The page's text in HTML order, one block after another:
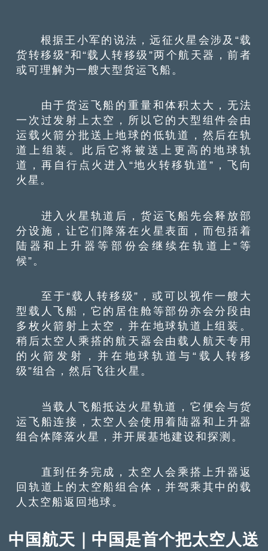
根据王小军的说法，远征火星会涉及“载
货转移级”和“载人转移级”两个航天器，前者
或可理解为一艘大型货运飞船。
由于货运飞船的重量和体积太大，无法
一次过发射上太空，所以它的大型组件会由
运载火箭分批送上地球的低轨道，然后在轨
道上组装。此后它将被送上更高的地球轨
道，再自行点火进入“地火转移轨道”，飞向
火星。
进入火星轨道后，货运飞船先会释放部
分设施，让它们降落在火星表面，而包括着
陆器和上升器等部份会继续在轨道上“等
候”。
至于“载人转移级”，或可以视作一艘大
型载人飞船，它的居住舱等部份亦会分段由
多枚火箭射上太空，并在地球轨道上组装。
稍后太空人乘搭的航天器会由载人航天专用
的火箭发射，并在地球轨道与“载人转移
级”组合，然后飞往火星。
当载人飞船抵达火星轨道，它便会与货
运飞船连接，太空人会使用着陆器和上升器
组合体降落火星，并开展基地建设和探测。
直到任务完成，太空人会乘搭上升器返
回轨道上的太空船组合体，并驾乘其中的载
人太空船返回地球。
中国航天｜中国是首个把太空人送